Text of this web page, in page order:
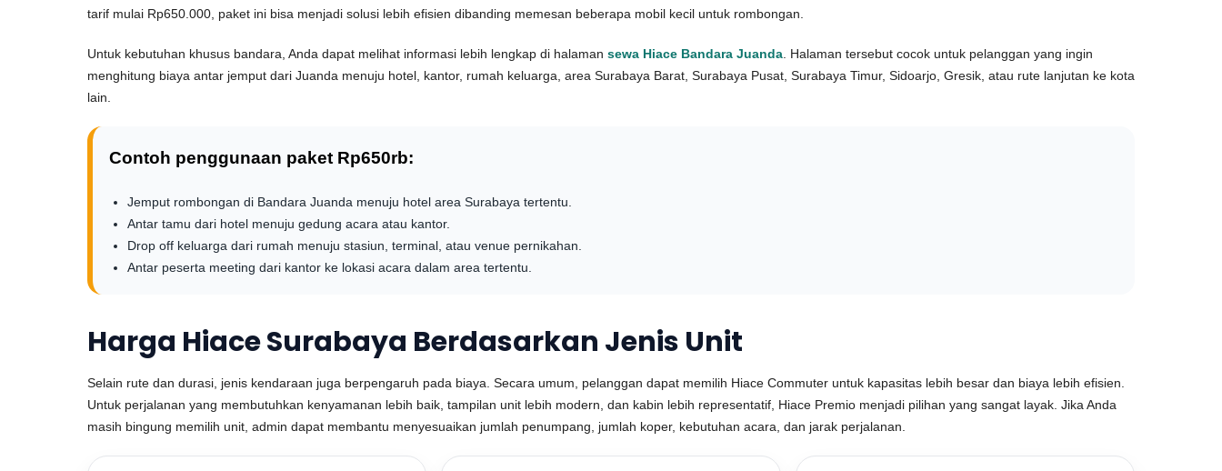
tarif mulai Rp650.000, paket ini bisa menjadi solusi lebih efisien dibanding memesan beberapa mobil kecil untuk rombongan.
Untuk kebutuhan khusus bandara, Anda dapat melihat informasi lebih lengkap di halaman sewa Hiace Bandara Juanda . Halaman tersebut cocok untuk pelanggan yang ingin
menghitung biaya antar jemput dari Juanda menuju hotel, kantor, rumah keluarga, area Surabaya Barat, Surabaya Pusat, Surabaya Timur, Sidoarjo, Gresik, atau rute lanjutan ke kota
lain.
Contoh penggunaan paket Rp650rb:
Jemput rombongan di Bandara Juanda menuju hotel area Surabaya tertentu.
Antar tamu dari hotel menuju gedung acara atau kantor.
Drop off keluarga dari rumah menuju stasiun, terminal, atau venue pernikahan.
Antar peserta meeting dari kantor ke lokasi acara dalam area tertentu.
Harga Hiace Surabaya Berdasarkan Jenis Unit
Selain rute dan durasi, jenis kendaraan juga berpengaruh pada biaya. Secara umum, pelanggan dapat memilih Hiace Commuter untuk kapasitas lebih besar dan biaya lebih efisien.
Untuk perjalanan yang membutuhkan kenyamanan lebih baik, tampilan unit lebih modern, dan kabin lebih representatif, Hiace Premio menjadi pilihan yang sangat layak. Jika Anda
masih bingung memilih unit, admin dapat membantu menyesuaikan jumlah penumpang, jumlah koper, kebutuhan acara, dan jarak perjalanan.